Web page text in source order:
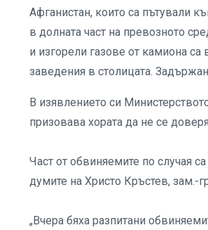
Афганистан, които са пътували
в долната част на превозното
и изгорели газове от камиона
заведения в столицата.
В изявлението си
призовава хората да не се
Част от обвиняемите по случая
думите на Христо Кръстев, зам.-
„Вчера бяха разпитани